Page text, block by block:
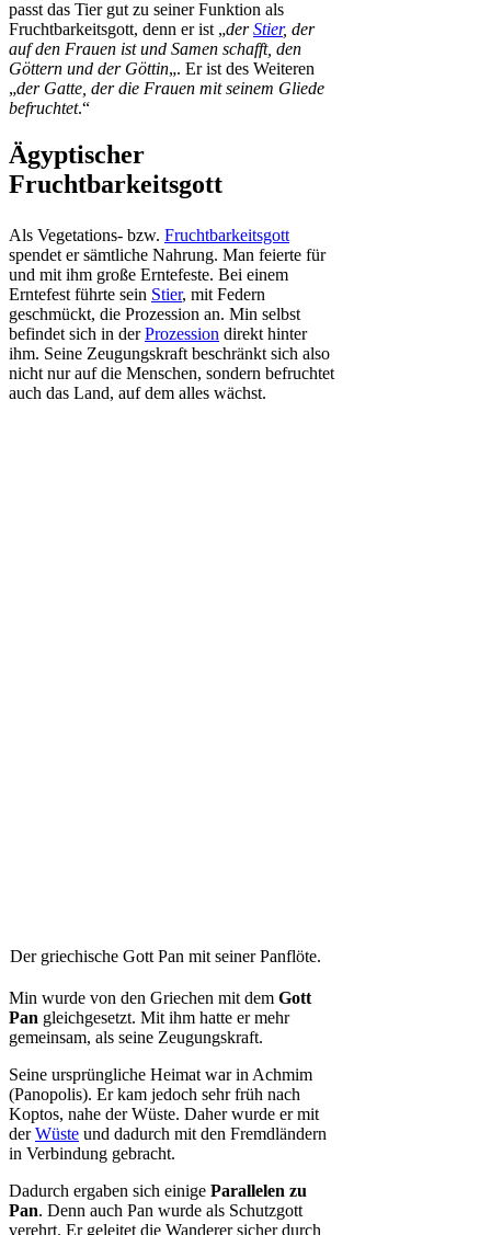
passt das Tier gut zu seiner Funktion als
Fruchtbarkeitsgott, denn er ist „derStier, der
auf den Frauen ist und Samen schafft, den
Göttern und der Göttin„. Er ist des Weiteren
„der Gatte, der die Frauen mit seinem Gliede
befruchtet.“
Ägyptischer
Fruchtbarkeitsgott
Als Vegetations- bzw. Fruchtbarkeitsgott
spendet er sämtliche Nahrung. Man feierte für
und mit ihm große Erntefeste. Bei einem
Erntefest führte sein Stier, mit Federn
geschmückt, die Prozession an. Min selbst
befindet sich in derProzession direkt hinter
ihm. Seine Zeugungskraft beschränkt sich also
nicht nur auf die Menschen, sondern befruchtet
auch das Land, auf dem alles wächst.
Der griechische Gott Pan mit seiner Panflöte.
Min wurde von den Griechen mit dem Gott
Pan gleichgesetzt. Mit ihm hatte er mehr
gemeinsam, als seine Zeugungskraft.
Seine ursprüngliche Heimat war in Achmim
(Panopolis). Er kam jedoch sehr früh nach
Koptos, nahe der Wüste. Daher wurde er mit
derWüste und dadurch mit den Fremdländern
in Verbindung gebracht.
Dadurch ergaben sich einige Parallelen zu
Pan. Denn auch Pan wurde als Schutzgott
verehrt. Er geleitet die Wanderer sicher durch